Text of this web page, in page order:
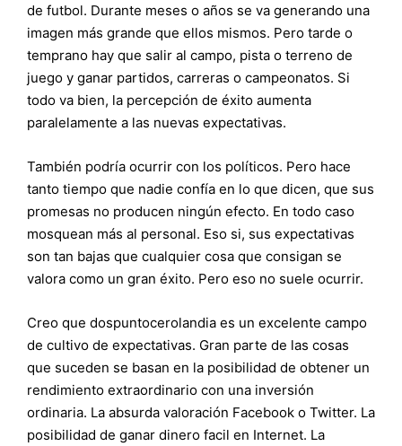
de futbol. Durante meses o años se va generando una
imagen más grande que ellos mismos. Pero tarde o
temprano hay que salir al campo, pista o terreno de
juego y ganar partidos, carreras o campeonatos. Si
todo va bien, la percepción de éxito aumenta
paralelamente a las nuevas expectativas.
También podría ocurrir con los políticos. Pero hace
tanto tiempo que nadie confía en lo que dicen, que sus
promesas no producen ningún efecto. En todo caso
mosquean más al personal. Eso si, sus expectativas
son tan bajas que cualquier cosa que consigan se
valora como un gran éxito. Pero eso no suele ocurrir.
Creo que dospuntocerolandia es un excelente campo
de cultivo de expectativas. Gran parte de las cosas
que suceden se basan en la posibilidad de obtener un
rendimiento extraordinario con una inversión
ordinaria. La absurda valoración Facebook o Twitter. La
posibilidad de ganar dinero facil en Internet. La